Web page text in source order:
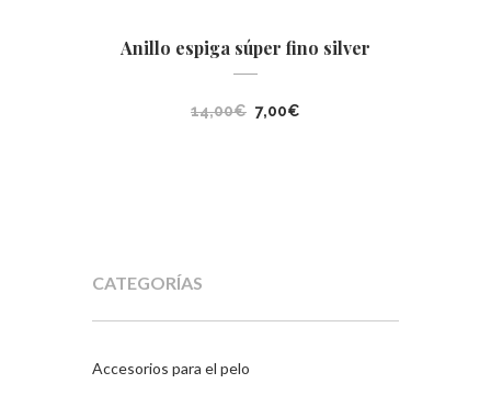
Anillo espiga súper fino silver
14,00€ El
7,00€
CATEGORÍAS
Accesorios para el pelo